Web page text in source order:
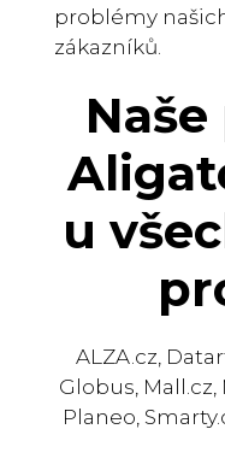
problémy
zákazníků.
u
ALZA.cz,
Globus,
Planeo,